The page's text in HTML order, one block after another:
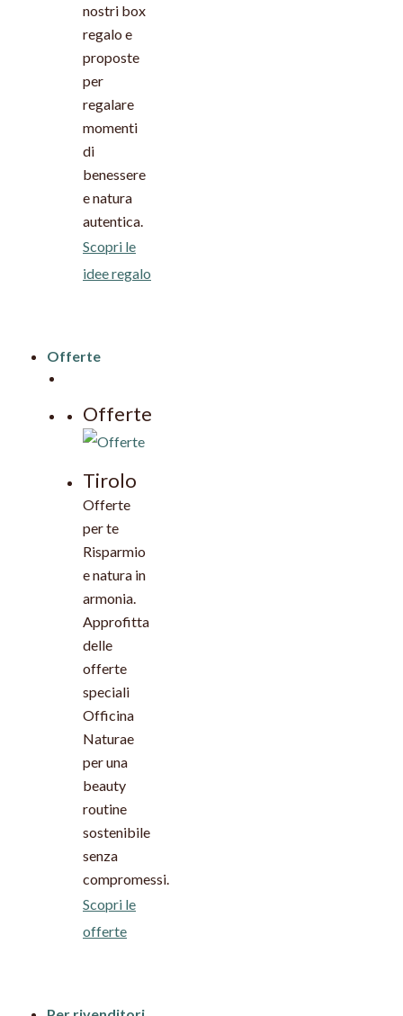
nostri box
regalo e
proposte
per
regalare
momenti
di
benessere
e natura
autentica.
Scopri le
idee regalo
Offerte
Offerte
Tirolo
Offerte
per te
Risparmio
e natura in
armonia.
Approfitta
delle
offerte
speciali
Officina
Naturae
per una
beauty
routine
sostenibile
senza
compromessi.
Scopri le
offerte